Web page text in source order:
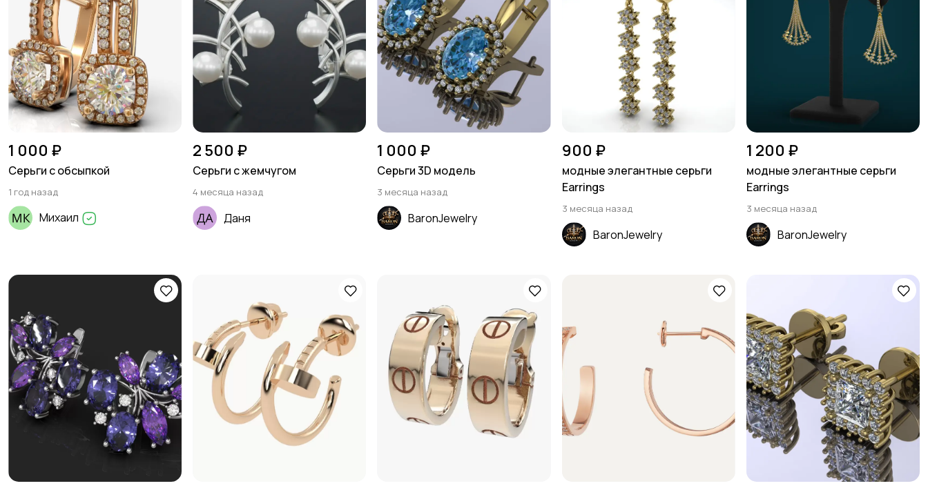
1 000 ₽
Серьги с обсыпкой
1 год назад
Михаил
2 500 ₽
Серьги с жемчугом
4 месяца назад
Даня
1 000 ₽
Серьги 3D модель
3 месяца назад
BaronJewelry
900 ₽
модные элегантные серьги
Earrings
3 месяца назад
BaronJewelry
1 200 ₽
модные элегантные серьги
Earrings
3 месяца назад
BaronJewelry